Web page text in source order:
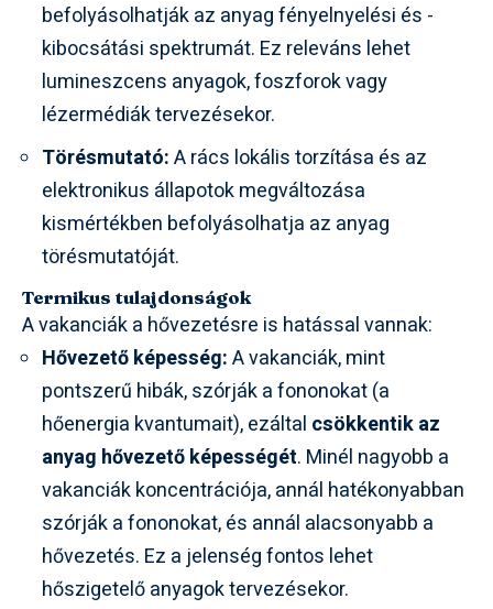
befolyásolhatják az anyag fényelnyelési és -
kibocsátási spektrumát. Ez releváns lehet
lumineszcens anyagok, foszforok vagy
lézermédiák tervezésekor.
Törésmutató:A rács lokális torzítása és az
elektronikus állapotok megváltozása
kismértékben befolyásolhatja az anyag
törésmutatóját.
Termikus tulajdonságok
A vakanciák a hővezetésre is hatással vannak:
Hővezető képesség:A vakanciák, mint
pontszerű hibák, szórják a fononokat (a
hőenergia kvantumait), ezáltal csökkentik az
anyag hővezető képességét. Minél nagyobb a
vakanciák koncentrációja, annál hatékonyabban
szórják a fononokat, és annál alacsonyabb a
hővezetés. Ez a jelenség fontos lehet
hőszigetelő anyagok tervezésekor.